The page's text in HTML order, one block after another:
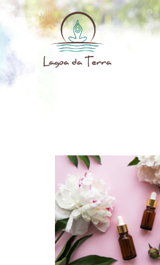
CONTATO
ÁREA DE MEMBROS
LOGIN